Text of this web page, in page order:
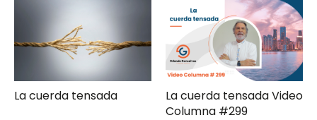
La cuerda tensada
La cuerda tensada Video
Columna #299